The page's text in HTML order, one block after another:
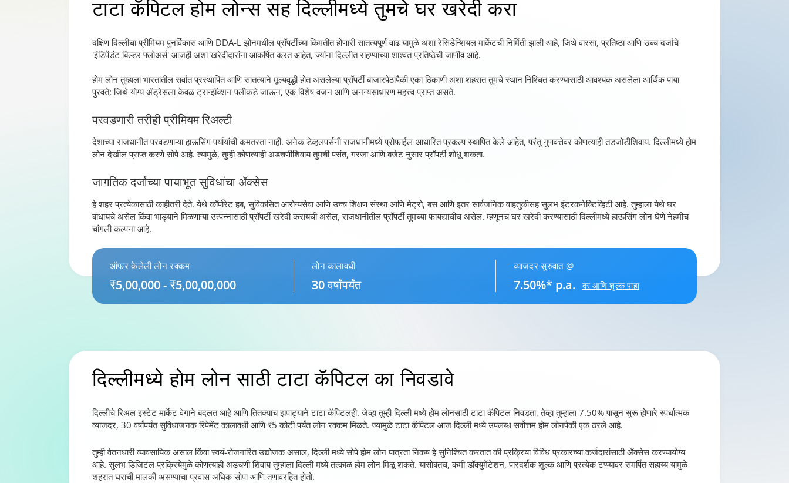
टाटा कॅपिटल होम लोन्ससह दिल्लीमध्ये तुमचे घर खरेदी करा
दक्षिण दिल्लीचा प्रीमियम पुनर्विकास आणि DDA-L झोनमधील प्रॉपर्टीच्या किमतीत होणारी सातत्यपूर्ण वाढ यामुळे अशा रेसिडेन्शियल मार्केटची निर्मिती झाली आहे, जिथे वारसा, प्रतिष्ठा आणि उच्च दर्जाचे
'इंडिपेंडंट बिल्डर फ्लोअर्स' आजही अशा खरेदीदारांना आकर्षित करत आहेत, ज्यांना दिल्लीत राहण्याच्या शाश्वत प्रतिष्ठेची जाणीव आहे.
होम लोन तुम्हाला भारतातील सर्वात प्रस्थापित आणि सातत्याने मूल्यवृद्धी होत असलेल्या प्रॉपर्टी बाजारपेठांपैकी एका ठिकाणी अशा शहरात तुमचे स्थान निश्चित करण्यासाठी आवश्यक असलेला आर्थिक पाया
पुरवते; जिथे योग्य ॲड्रेसला केवळ ट्रान्झॅक्शन पलीकडे जाऊन, एक विशेष वजन आणि अनन्यसाधारण महत्त्व प्राप्त असते.
परवडणारी तरीही प्रीमियम रिअल्टी
देशाच्या राजधानीत परवडणाऱ्या हाऊसिंग पर्यायांची कमतरता नाही. अनेक डेव्हलपर्सनी राजधानीमध्ये प्रोफाईल-आधारित प्रकल्प स्थापित केले आहेत, परंतु गुणवत्तेवर कोणत्याही तडजोडीशिवाय. दिल्लीमध्ये होम
लोन देखील प्राप्त करणे सोपे आहे. त्यामुळे, तुम्ही कोणत्याही अडचणीशिवाय तुमची पसंत, गरजा आणि बजेट नुसार प्रॉपर्टी शोधू शकता.
जागतिक दर्जाच्या पायाभूत सुविधांचा ॲक्सेस
हे शहर प्रत्येकासाठी काहीतरी देते. येथे कॉर्पोरेट हब, सुविकसित आरोग्यसेवा आणि उच्च शिक्षण संस्था आणि मेट्रो, बस आणि इतर सार्वजनिक वाहतुकीसह सुलभ इंटरकनेक्टिव्हिटी आहे. तुम्हाला येथे घर
बांधायचे असेल किंवा भाड्याने मिळणाऱ्या उत्पन्नासाठी प्रॉपर्टी खरेदी करायची असेल, राजधानीतील प्रॉपर्टी तुमच्या फायद्याचीच असेल. म्हणूनच घर खरेदी करण्यासाठी दिल्लीमध्ये हाऊसिंग लोन घेणे नेहमीच
चांगली कल्पना आहे.
ऑफर केलेली लोन रक्कम
₹5,00,000 - ₹5,00,00,000
लोन कालावधी
30 वर्षांपर्यंत
व्याजदर सुरुवात @
7.50%* p.a. दर आणि शुल्क पाहा
दिल्लीमध्ये होम लोनसाठी टाटा कॅपिटल का निवडावे
दिल्लीचे रिअल इस्टेट मार्केट वेगाने बदलत आहे आणि तितक्याच झपाट्याने टाटा कॅपिटलही. जेव्हा तुम्ही दिल्ली मध्ये होम लोनसाठी टाटा कॅपिटल निवडता, तेव्हा तुम्हाला 7.50% पासून सुरू होणारे स्पर्धात्मक
व्याजदर, 30 वर्षांपर्यंत सुविधाजनक रिपेमेंट कालावधी आणि ₹5 कोटी पर्यंत लोन रक्कम मिळते. ज्यामुळे टाटा कॅपिटल आज दिल्ली मध्ये उपलब्ध सर्वोत्तम होम लोनपैकी एक ठरले आहे.
तुम्ही वेतनधारी व्यावसायिक असाल किंवा स्वयं-रोजगारित उद्योजक असाल, दिल्ली मध्ये सोपे होम लोन पात्रता निकष हे सुनिश्चित करतात की प्रक्रिया विविध प्रकारच्या कर्जदारांसाठी ॲक्सेस करण्यायोग्य
आहे. सुलभ डिजिटल प्रक्रियेमुळे कोणत्याही अडचणी शिवाय तुम्हाला दिल्ली मध्ये तत्काळ होम लोन मिळू शकते. यासोबतच, कमी डॉक्युमेंटेशन, पारदर्शक शुल्क आणि प्रत्येक टप्प्यावर समर्पित सहाय्य यामुळे
शहरात घराची मालकी असण्याचा प्रवास अधिक सोपा आणि तणावरहित होतो.